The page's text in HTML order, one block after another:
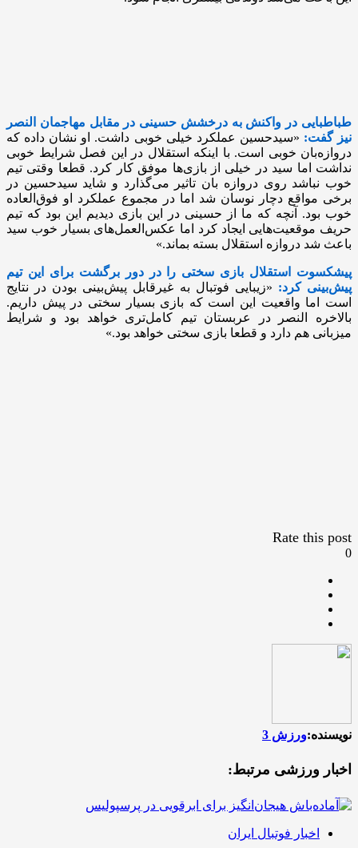
طباطبایی در واکنش به درخشش حسینی در مقابل مهاجمان النصر
نیز گفت: «سیدحسین عملکرد خیلی خوبی داشت. او نشان داده که
دروازه‌بان خوبی است. با اینکه استقلال در این فصل شرایط خوبی
نداشت اما سید در خیلی از بازی‌ها موفق کار کرد. قطعا وقتی تیم
خوب نباشد روی دروازه بان تاثیر می‌گذارد و شاید سیدحسین در
برخی مواقع دچار نوسان شد اما در مجموع عملکرد او فوق‌العاده
خوب بود. آنچه که ما از حسینی در این بازی دیدیم این بود که تیم
حریف موقعیت‌هایی ایجاد کرد اما عکس‌العمل‌های بسیار خوب سید
باعث شد دروازه استقلال بسته بماند.»
پیشکسوت استقلال بازی سختی را در دور برگشت برای این تیم
پیش‌بینی کرد: «زیبایی فوتبال به غیرقابل پیش‌بینی بودن در نتایج
است اما واقعیت این است که بازی بسیار سختی در پیش داریم.
بالاخره النصر در عربستان تیم کامل‌تری خواهد بود و شرایط
میزبانی هم دارد و قطعا بازی سختی خواهد بود.»
Rate this post
0
نویسنده:ورزش 3
اخبار ورزشی مرتبط:
اخبار فوتبال ایران